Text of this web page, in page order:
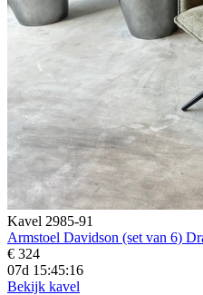
Kavel 2985-91
Armstoel Davidson (set van 6)
€ 324
07d 15:45:14
Bekijk kavel